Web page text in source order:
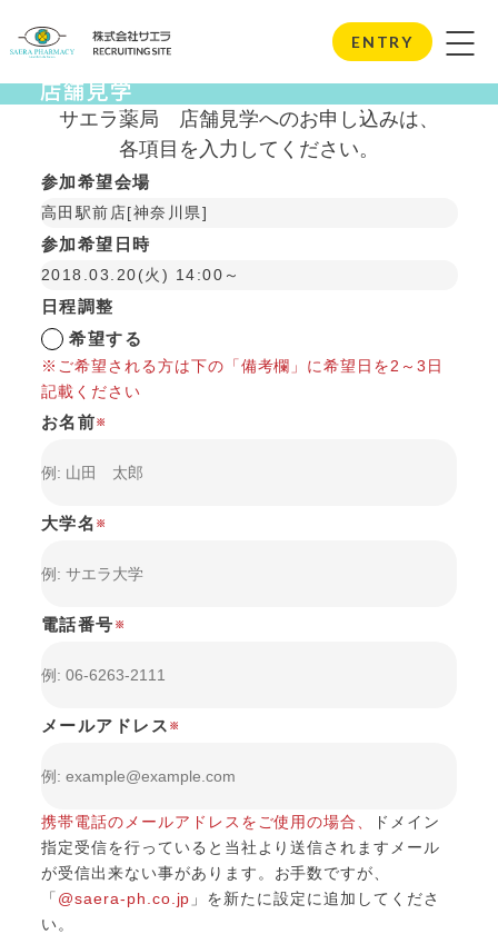
ENTRY
Store Visits
店舗見学
サエラ薬局 店舗見学へのお申し込みは、
各項目を入力してください。
参加希望会場
高田駅前店[神奈川県]
参加希望日時
2018.03.20(火) 14:00～
日程調整
希望する
※ご希望される方は下の「備考欄」に希望日を2～3日
記載ください
お名前 ※
大学名 ※
電話番号 ※
メールアドレス ※
携帯電話のメールアドレスをご使用の場合、
ドメイン
指定受信を行っていると当社より送信されますメール
が受信出来ない事があります。 お手数ですが、
「 @saera-ph.co.jp 」を新たに設定に追加してくださ
い。